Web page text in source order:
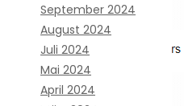
September 2024
August 2024
Juli 2024
Mai 2024
April 2024